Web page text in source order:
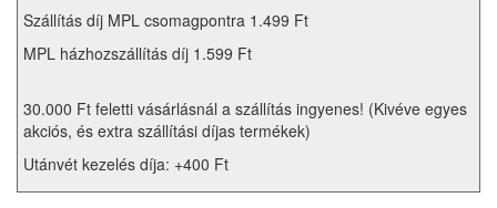
Szállítás díj MPL csomagpontra 1.499 Ft
MPL házhozszállítás díj 1.599 Ft
30.000 Ft feletti vásárlásnál a szállítás ingyenes! (Kivéve egyes
akciós, és extra szállítási díjas termékek)
Utánvét kezelés díja: +400 Ft